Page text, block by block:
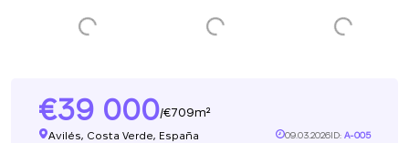
39 000/ 709m²
Avilés, Costa Verde, España 09.03.2026ID: A-005